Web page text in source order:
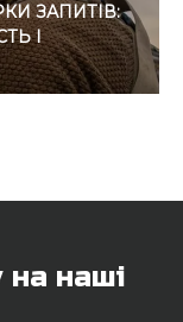
ЗАПИТІВ:
І
на наші